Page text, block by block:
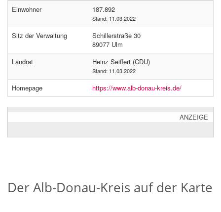
Einwohner 187.892
Stand: 11.03.2022
Sitz der Verwaltung
Schillerstraße 30
89077 Ulm
Landrat
Heinz Seiffert (CDU)
Stand: 11.03.2022
Homepage https://www.alb-donau-kreis.de/
ANZEIGE
Der Alb-Donau-Kreis auf der Karte